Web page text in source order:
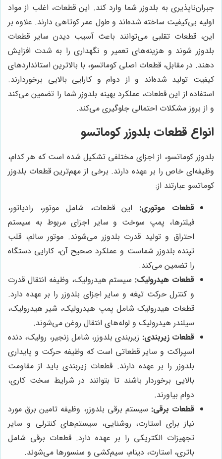
جبران‌ناپذیری به بلدوزر شما وارد کند. این قطعات، اغلب از مواد
اولیه بی‌کیفیت ساخته شده‌اند و طول عمر کوتاهی دارند. علاوه بر
این، قطعات تقلبی می‌توانند باعث آسیب دیدن سایر قطعات
بلدوزر شوند و هزینه‌های تعمیر و نگهداری را به شدت افزایش
دهند. در مقابل، قطعات اصلی کوماتسو، با بالاترین استانداردهای
کیفیت تولید شده‌اند و از دوام و کارایی بالایی برخوردارند.
استفاده از این قطعات، عملکرد بهینه بلدوزر شما را تضمین می‌کند
و از بروز مشکلات احتمالی جلوگیری می‌کند.
انواع قطعات بلدوزر کوماتسو
بلدوزر کوماتسو، از اجزای مختلفی تشکیل شده است که هر کدام،
وظیفه‌ای خاص را بر عهده دارند. برخی از مهم‌ترین قطعات بلدوزر
کوماتسو عبارتند از:
قطعات موتوری: این قطعات، شامل موتور، رادیاتور،
فیلترها، پمپ سوخت و سایر اجزای مربوط به سیستم
احتراق و تولید قدرت بلدوزر می‌شوند. موتور سالم، قلب
تپنده بلدوزر شماست و عملکرد صحیح آن، کارایی دستگاه
را تضمین می‌کند.
قطعات هیدرولیک: سیستم هیدرولیک، وظیفه انتقال قدرت
و کنترل حرکت تیغه و سایر اجزای بلدوزر را بر عهده دارد.
قطعات هیدرولیک شامل پمپ هیدرولیک، شیر هیدرولیک،
سیلندر هیدرولیک و لوله‌های انتقال روغن می‌شوند.
قطعات زیربندی: زیربندی بلدوزر، شامل زنجیر، رولیک، دنده
اسپراکت و سایر قطعاتی است که وظیفه حرکت و پایداری
بلدوزر را بر عهده دارند. قطعات زیربندی باید از مقاومت
بالایی برخوردار باشند تا بتوانند در شرایط سخت کاری،
دوام بیاورند.
قطعات برقی: سیستم برقی بلدوزر، وظیفه تامین برق مورد
نیاز برای استارت، روشنایی، سیستم‌های کنترلی و سایر
تجهیزات الکتریکی را بر عهده دارد. قطعات برقی شامل
باتری، استارت، دینام، سیم‌کشی و سنسورها می‌شوند.